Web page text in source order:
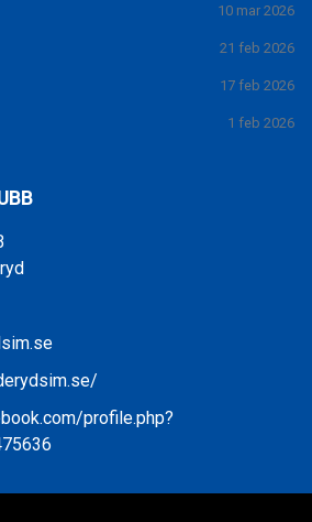
10 mar 2026
21 feb 2026
17 feb 2026
1 feb 2026
profile.php?